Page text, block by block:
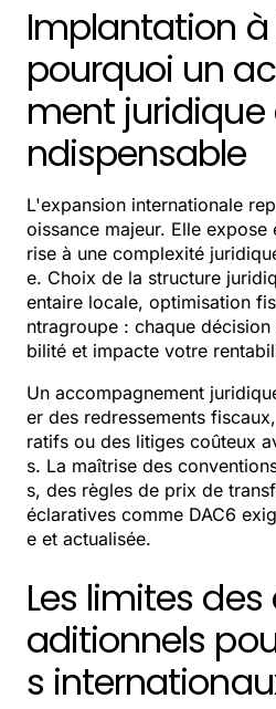
Implantation à
pourquoi un
ment juridique
ndispensable
L'expansion internationale
oissance majeur. Elle
rise à une complexité
e. Choix de la structure
entaire locale, optimisation
ntragroupe : chaque
bilité et impacte votre
Un accompagnement
er des redressements
ratifs ou des litiges coûteux
s. La maîtrise des
s, des règles de prix de
éclaratives comme DAC6
e et actualisée.
Les limites
aditionnels
s